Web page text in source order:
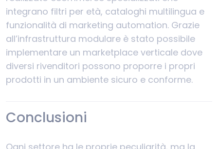
integrano filtri per età, cataloghi multilingua e
funzionalità di marketing automation. Grazie
all’infrastruttura modulare è stato possibile
implementare un marketplace verticale dove
diversi rivenditori possono proporre i propri
prodotti in un ambiente sicuro e conforme.
Conclusioni